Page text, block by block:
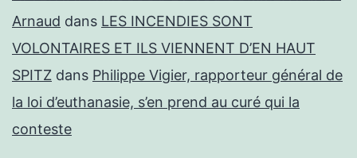
Arnaud dans LES INCENDIES SONT
VOLONTAIRES ET ILS VIENNENT D’EN HAUT
SPITZ dans Philippe Vigier, rapporteur général de
la loi d’euthanasie, s’en prend au curé qui la
conteste